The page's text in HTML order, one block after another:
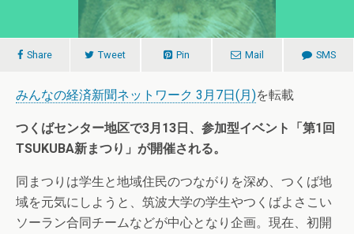
Share Tweet Pin Mail SMS
みんなの経済新聞ネットワーク 3月7日(月)を転載
つくばセンター地区で3月13日、参加型イベント「第1回
TSUKUBA新まつり」が開催される。
同まつりは学生と地域住民のつながりを深め、つくば地
域を元気にしようと、筑波大学の学生やつくばよさこい
ソーラン合同チームなどが中心となり企画。現在、初開